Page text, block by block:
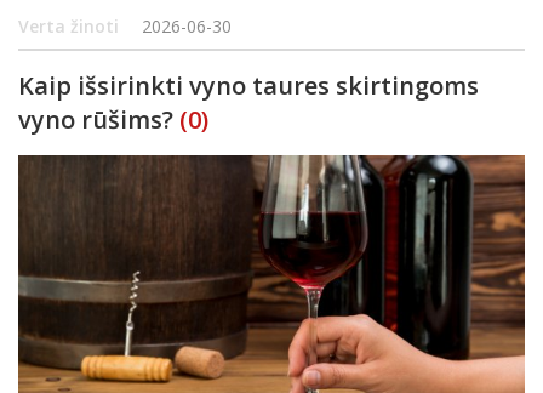
praktikuoti jogą namuose. Vieni renkasi jogos pratimus nugarai,
kiti ieško būdų sumažinti stresą, page
Verta žinoti 2026-06-30
Kaip išsirinkti vyno taures skirtingoms
vyno rūšims? (0)